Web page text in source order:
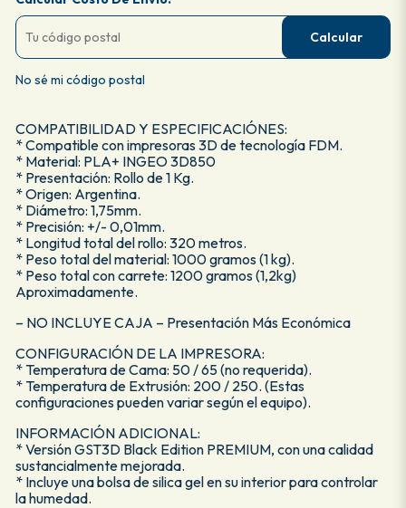
Calcular
No sé mi código postal
COMPATIBILIDAD Y ESPECIFICACIÓNES:
* Compatible con impresoras 3D de tecnología FDM.
* Material: PLA+ INGEO 3D850
* Presentación: Rollo de 1 Kg.
* Origen: Argentina.
* Diámetro: 1,75mm.
* Precisión: +/- 0,01mm.
* Longitud total del rollo: 320 metros.
* Peso total del material: 1000 gramos (1 kg).
* Peso total con carrete: 1200 gramos (1,2kg)
Aproximadamente.
– NO INCLUYE CAJA – Presentación Más Económica
CONFIGURACIÓN DE LA IMPRESORA:
* Temperatura de Cama: 50 / 65 (no requerida).
* Temperatura de Extrusión: 200 / 250. (Estas
configuraciones pueden variar según el equipo).
INFORMACIÓN ADICIONAL:
* Versión GST3D Black Edition PREMIUM, con una calidad
sustancialmente mejorada.
* Incluye una bolsa de silica gel en su interior para controlar
la humedad.